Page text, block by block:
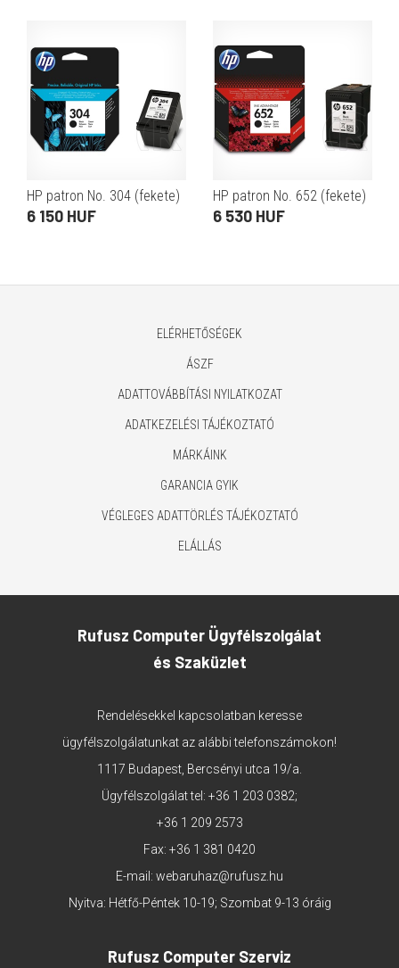
HP patron No. 304 (fekete)
6 150 HUF
HP patron No. 652 (fekete)
6 530 HUF
ELÉRHETŐSÉGEK
ÁSZF
ADATTOVÁBBÍTÁSI NYILATKOZAT
ADATKEZELÉSI TÁJÉKOZTATÓ
MÁRKÁINK
GARANCIA GYIK
VÉGLEGES ADATTÖRLÉS TÁJÉKOZTATÓ
ELÁLLÁS
Rufusz Computer Ügyfélszolgálat
és Szaküzlet
Rendelésekkel kapcsolatban keresse
ügyfélszolgálatunkat az alábbi telefonszámokon!
1117 Budapest, Bercsényi utca 19/a.
Ügyfélszolgálat tel: +36 1 203 0382;
+36 1 209 2573
Fax: +36 1 381 0420
E-mail: webaruhaz@rufusz.hu
Nyitva: Hétfő-Péntek 10-19; Szombat 9-13 óráig
Rufusz Computer Szerviz